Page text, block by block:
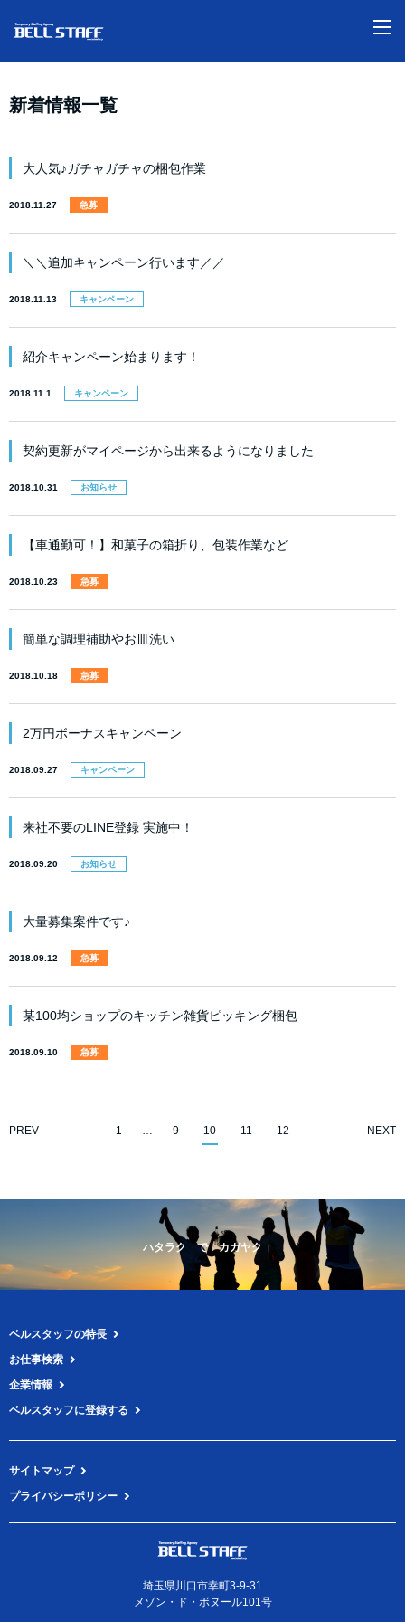
新着情報一覧
大人気♪ガチャガチャの梱包作業
2018.11.27 急募
＼＼追加キャンペーン行います／／
2018.11.13 キャンペーン
紹介キャンペーン始まります！
2018.11.1 キャンペーン
契約更新がマイページから出来るようになりました
2018.10.31 お知らせ
【車通勤可！】和菓子の箱折り、包装作業など
2018.10.23 急募
簡単な調理補助やお皿洗い
2018.10.18 急募
2万円ボーナスキャンペーン
2018.09.27 キャンペーン
来社不要のLINE登録 実施中！
2018.09.20 お知らせ
大量募集案件です♪
2018.09.12 急募
某100均ショップのキッチン雑貨ピッキング梱包
2018.09.10 急募
PREV 1 … 9 10 11 12 NEXT
ハタラク で カガヤク
ベルスタッフの特長
お仕事検索
企業情報
ベルスタッフに登録する
サイトマップ
プライバシーポリシー
埼玉県川口市幸町3-9-31
メゾン・ド・ボヌール101号